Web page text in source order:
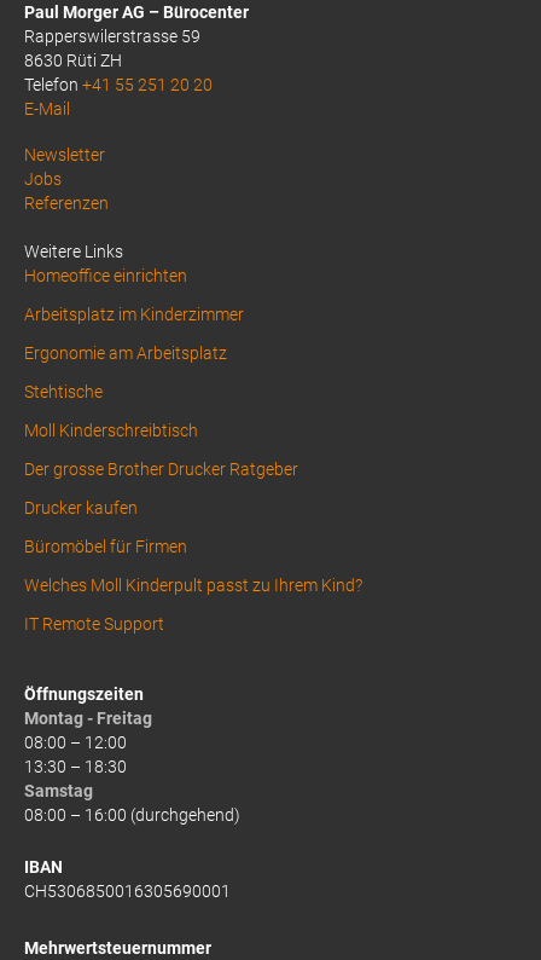
Paul Morger AG – Bürocenter
Rapperswilerstrasse 59
8630 Rüti ZH
Telefon +41 55 251 20 20
E-Mail
Above
Footer
Newsletter
Jobs
Referenzen
Weitere Links
Homeoffice einrichten
Arbeitsplatz im Kinderzimmer
Ergonomie am Arbeitsplatz
Stehtische
Moll Kinderschreibtisch
Der grosse Brother Drucker Ratgeber
Drucker kaufen
Büromöbel für Firmen
Welches Moll Kinderpult passt zu Ihrem Kind?
IT Remote Support
Öffnungszeiten
Montag - Freitag
08:00 – 12:00
13:30 – 18:30
Samstag
08:00 – 16:00 (durchgehend)
IBAN
CH5306850016305690001
Mehrwertsteuernummer